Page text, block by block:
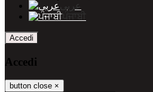
عربى
ਪੰਜਾਬੀ
Accedi
Accedi
button close ×